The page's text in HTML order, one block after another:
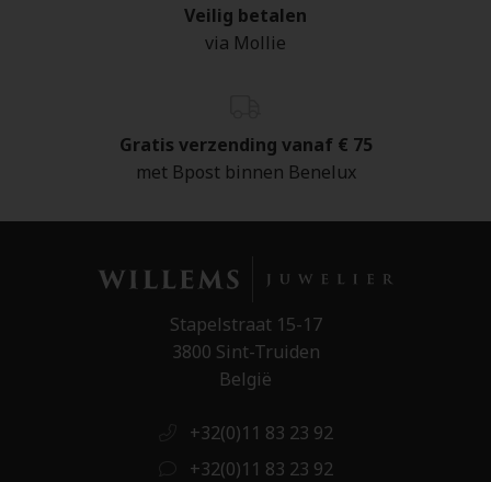
Veilig betalen
via Mollie
Gratis verzending vanaf € 75
met Bpost binnen Benelux
Stapelstraat 15-17
3800 Sint-Truiden
België
+32(0)11 83 23 92
+32(0)11 83 23 92